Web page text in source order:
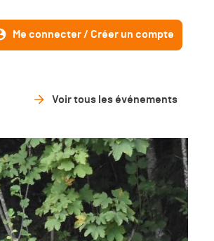
Me connecter / Créer un compte
Voir tous les événements